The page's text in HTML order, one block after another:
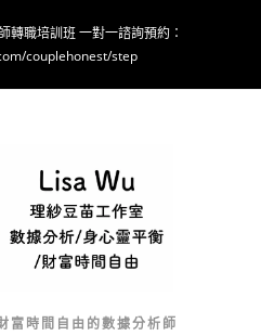
轉職培訓班 一對一諮詢預約：
couplehonest/step
富時間自由的數據分析師